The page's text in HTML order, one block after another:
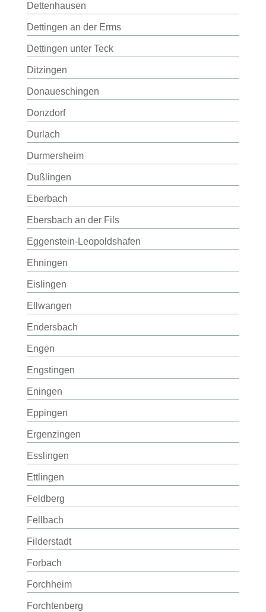
Dettenhausen
Dettingen an der Erms
Dettingen unter Teck
Ditzingen
Donaueschingen
Donzdorf
Durlach
Durmersheim
Dußlingen
Eberbach
Ebersbach an der Fils
Eggenstein-Leopoldshafen
Ehningen
Eislingen
Ellwangen
Endersbach
Engen
Engstingen
Eningen
Eppingen
Ergenzingen
Esslingen
Ettlingen
Feldberg
Fellbach
Filderstadt
Forbach
Forchheim
Forchtenberg